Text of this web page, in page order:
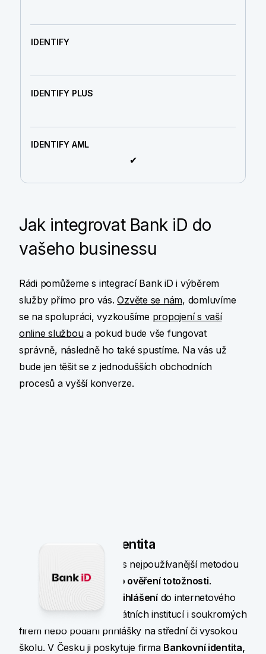
✔
Jak integrovat Bank iD do
vašeho businessu
Rádi pomůžeme s integrací Bank iD i výběrem
služby přímo pro vás.Ozvěte se nám, domluvíme
se na spolupráci, vyzkoušíme propojení s vaší
online služboua pokud bude vše fungovat
správně, následně ho také spustíme. Na vás už
bude jen těšit se z jednodušších obchodních
procesů a vyšší konverze.
Co je bankovní identita
je dnes nejpoužívanější metodou
bezpečného digitálního ověření totožnosti.
bezpečné přihlášenído internetového
bankovnictví, portálů státních institucí i soukromých
firem nebo podání přihlášky na střední či vysokou
školu. V Česku ji poskytuje firma Bankovní identita,